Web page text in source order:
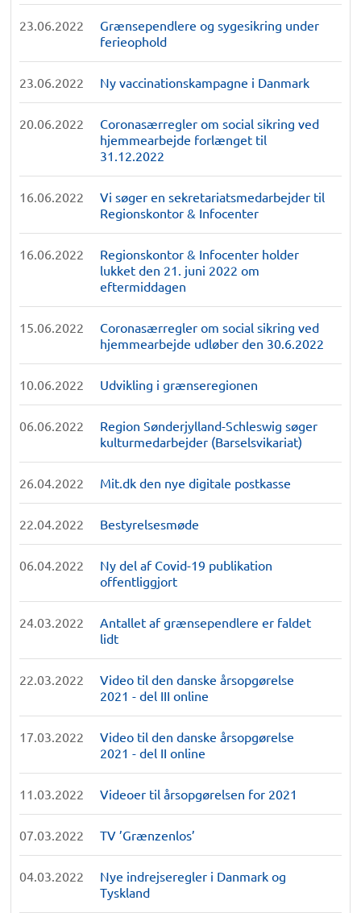
23.06.2022
Grænsependlere og sygesikring under
ferieophold
23.06.2022 Ny vaccinationskampagne i Danmark
20.06.2022
Coronasærregler om social sikring ved
hjemmearbejde forlænget til
31.12.2022
16.06.2022
Vi søger en sekretariatsmedarbejder til
Regionskontor & Infocenter
16.06.2022
Regionskontor & Infocenter holder
lukket den 21. juni 2022 om
eftermiddagen
15.06.2022
Coronasærregler om social sikring ved
hjemmearbejde udløber den 30.6.2022
10.06.2022 Udvikling i grænseregionen
06.06.2022
Region Sønderjylland-Schleswig søger
kulturmedarbejder (Barselsvikariat)
26.04.2022 Mit.dk den nye digitale postkasse
22.04.2022 Bestyrelsesmøde
06.04.2022
Ny del af Covid-19 publikation
offentliggjort
24.03.2022
Antallet af grænsependlere er faldet
lidt
22.03.2022
Video til den danske årsopgørelse
2021 - del III online
17.03.2022
Video til den danske årsopgørelse
2021 - del II online
11.03.2022 Videoer til årsopgørelsen for 2021
07.03.2022 TV ’Grænzenlos’
04.03.2022
Nye indrejseregler i Danmark og
Tyskland